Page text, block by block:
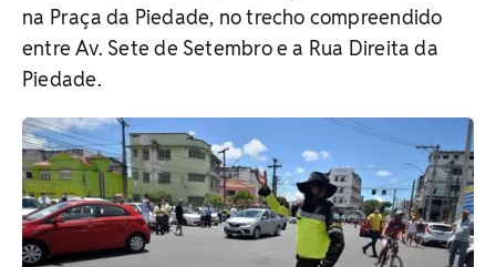
na Praça da Piedade, no trecho compreendido
entre Av. Sete de Setembro e a Rua Direita da
Piedade.